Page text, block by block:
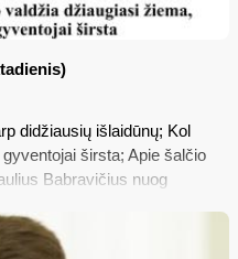
didžiausių išlaidūnų; Kol
širsta; Apie šalčio
Babravičius nuog